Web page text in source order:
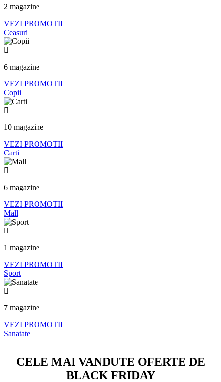
2 magazine
VEZI PROMOTII
Ceasuri
6 magazine
VEZI PROMOTII
Copii
10 magazine
VEZI PROMOTII
Carti
6 magazine
VEZI PROMOTII
Mall
1 magazine
VEZI PROMOTII
Sport
7 magazine
VEZI PROMOTII
Sanatate
CELE MAI VANDUTE OFERTE DE
BLACK FRIDAY